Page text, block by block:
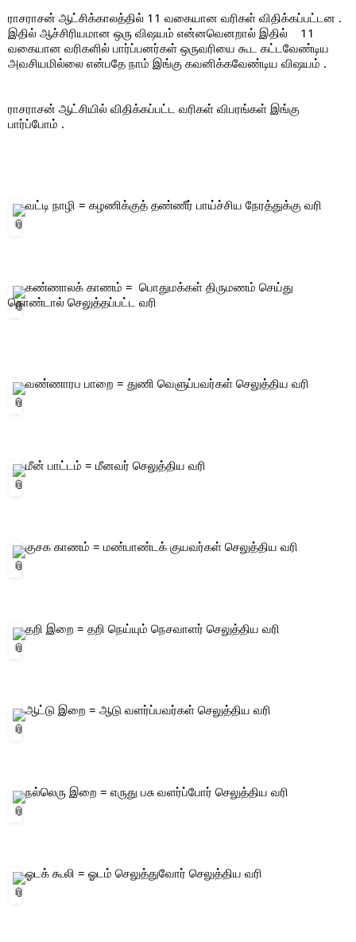
ராசராசன் ஆட்சிக்காலத்தில் 11 வகையான வரிகள் விதிக்கப்பட்டன .
இதில் ஆச்சிரியமான ஒரு விஷயம் என்னவெனறால் இதில்    11
வகையான வரிகளில் பார்ப்பனர்கள் ஒருவரியை கூட கட்டவேண்டிய
அவசியமில்லை என்பதே நாம் இங்கு கவனிக்கவேண்டிய விஷயம் .
ராசராசன் ஆட்சியில் விதிக்கப்பட்ட வரிகள் விபரங்கள் இங்கு
பார்ப்போம் .
வட்டி நாழி = கழணிக்குத் தண்ணீர் பாய்ச்சிய நேரத்துக்கு வரி
கண்ணாலக் காணம் =  பொதுமக்கள் திருமணம் செய்து
கொண்டால் செலுத்தப்பட்ட வரி
வண்ணாரப பாறை = துணி வெளுப்பவர்கள் செலுத்திய வரி
மீன் பாட்டம் = மீனவர் செலுத்திய வரி
குசக காணம் = மண்பாண்டக் குயவர்கள் செலுத்திய வரி
தறி இறை = தறி நெய்யும் நெசவாளர் செலுத்திய வரி
ஆட்டு இறை = ஆடு வளர்ப்பவர்கள் செலுத்திய வரி
நல்லெரு இறை = எருது பசு வளர்ப்போர் செலுத்திய வரி
ஓடக் கூலி = ஓடம் செலுத்துவோர் செலுத்திய வரி